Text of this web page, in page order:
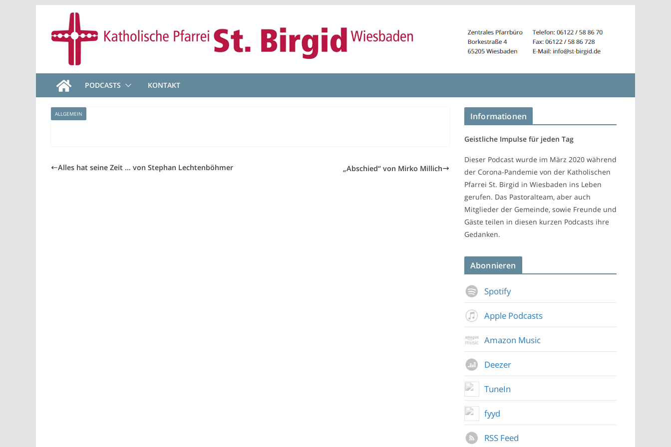
springen
PODCASTS KONTAKT
ALLGEMEIN
Alles hat seine Zeit … von Stephan Lechtenböhmer „Abschied“ von Mirko Millich
Informationen
Geistliche Impulse für jeden Tag
Dieser Podcast wurde im März 2020 während
der Corona-Pandemie von der Katholischen
Pfarrei St. Birgid in Wiesbaden ins Leben
gerufen. Das Pastoralteam, aber auch
Mitglieder der Gemeinde, sowie Freunde und
Gäste teilen in diesen kurzen Podcasts ihre
Gedanken.
Abonnieren
Spotify
Apple Podcasts
Amazon Music
Deezer
TuneIn
fyyd
RSS Feed